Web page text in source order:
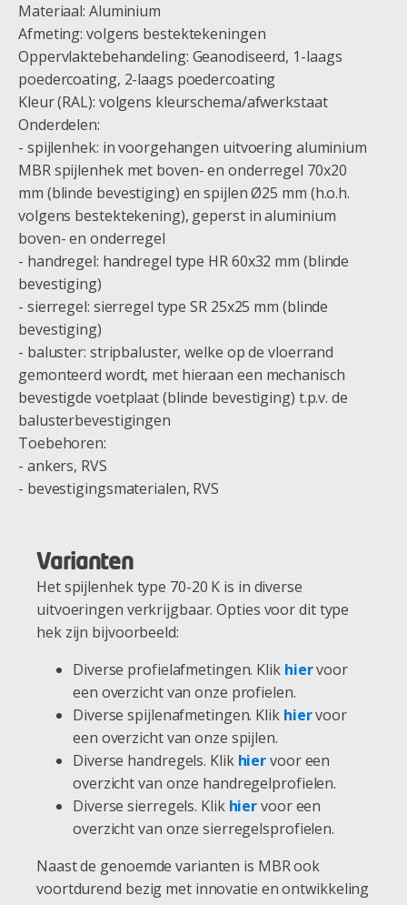
Materiaal: Aluminium
Afmeting: volgens bestektekeningen
Oppervlaktebehandeling: Geanodiseerd, 1-laags
poedercoating, 2-laags poedercoating
Kleur (RAL): volgens kleurschema/afwerkstaat
Onderdelen:
- spijlenhek: in voorgehangen uitvoering aluminium
MBR spijlenhek met boven- en onderregel 70x20
mm (blinde bevestiging) en spijlen Ø25 mm (h.o.h.
volgens bestektekening), geperst in aluminium
boven- en onderregel
- handregel: handregel type HR 60x32 mm (blinde
bevestiging)
- sierregel: sierregel type SR 25x25 mm (blinde
bevestiging)
- baluster: stripbaluster, welke op de vloerrand
gemonteerd wordt, met hieraan een mechanisch
bevestigde voetplaat (blinde bevestiging) t.p.v. de
balusterbevestigingen
Toebehoren:
- ankers, RVS
- bevestigingsmaterialen, RVS
Varianten
Het spijlenhek type 70-20 K is in diverse
uitvoeringen verkrijgbaar. Opties voor dit type
hek zijn bijvoorbeeld:
Diverse profielafmetingen. Klik hiervoor
een overzicht van onze profielen.
Diverse spijlenafmetingen. Klik hiervoor
een overzicht van onze spijlen.
Diverse handregels. Klik hiervoor een
overzicht van onze handregelprofielen.
Diverse sierregels. Klik hiervoor een
overzicht van onze sierregelsprofielen.
Naast de genoemde varianten is MBR ook
voortdurend bezig met innovatie en ontwikkeling